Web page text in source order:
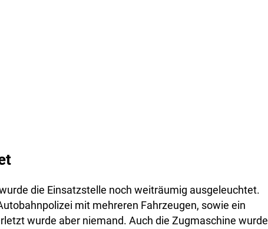
die Einsatzstelle noch weiträumig ausgeleuchtet.
mit mehreren Fahrzeugen, sowie ein
wurde aber niemand. Auch die Zugmaschine wurde